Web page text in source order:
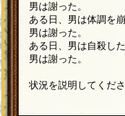
男は謝った。
ある日、男は体調を崩
男は謝った。
ある日、男は自殺した
男は謝った。
状況を説明してくださ